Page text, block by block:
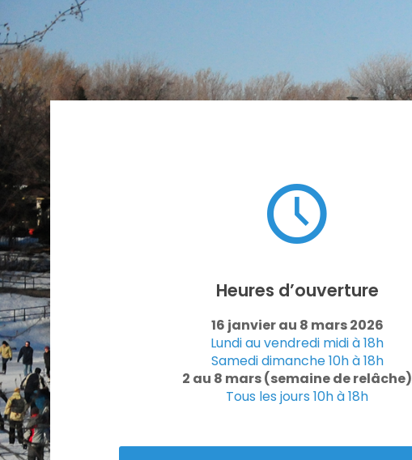
Heures d’ouverture
16 janvier au 8 mars 2026
Lundi au vendredi midi à 18h
Samedi dimanche 10h à 18h
2 au 8 mars (semaine de relâche)
Tous les jours 10h à 18h